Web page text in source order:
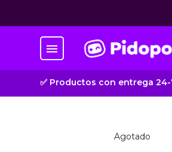
✅ Productos con entrega
Agotado